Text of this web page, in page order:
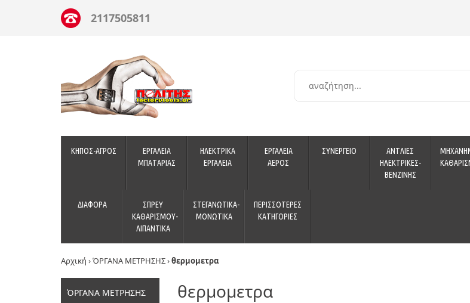
2117505811
ΚΗΠΟΣ-ΑΓΡΟΣ
ΕΡΓΑΛΕΙΑ
ΜΠΑΤΑΡΙΑΣ
ΗΛΕΚΤΡΙΚΑ
ΕΡΓΑΛΕΙΑ
ΕΡΓΑΛΕΙΑ
ΑΕΡΟΣ
ΣΥΝΕΡΓΕΙΟ
ΑΝΤΛΙΕΣ
ΗΛΕΚΤΡΙΚΕΣ-
ΒΕΝΖΙΝΗΣ
ΔΙΑΦΟΡΑ
ΣΠΡΕΥ
ΚΑΘΑΡΙΣΜΟΥ-
ΛΙΠΑΝΤΙΚΑ
ΣΤΕΓΑΝΩΤΙΚΑ-
ΜΟΝΩΤΙΚΑ
ΠΕΡΙΣΣΟΤΕΡΕΣ
ΚΑΤΗΓΟΡΙΕΣ
Αρχική ›ΌΡΓΑΝΑ ΜΕΤΡΗΣΗΣ›θερμομετρα
θερμομετρα
ΌΡΓΑΝΑ ΜΕΤΡΗΣΗΣ